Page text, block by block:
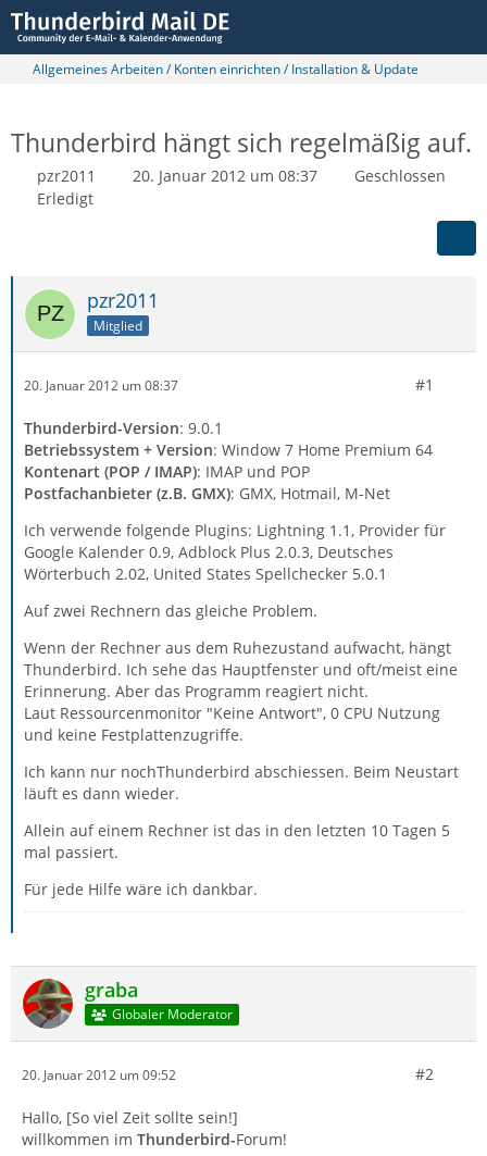
Allgemeines Arbeiten / Konten einrichten / Installation & Update
Thunderbird hängt sich regelmäßig auf.
pzr2011 20. Januar 2012 um 08:37
Geschlossen
Erledigt
pzr2011
Mitglied
20. Januar 2012 um 08:37 #1
Thunderbird-Version: 9.0.1
Betriebssystem + Version: Window 7 Home Premium 64
Kontenart (POP / IMAP): IMAP und POP
Postfachanbieter (z.B. GMX): GMX, Hotmail, M-Net
Ich verwende folgende Plugins: Lightning 1.1, Provider für
Google Kalender 0.9, Adblock Plus 2.0.3, Deutsches
Wörterbuch 2.02, United States Spellchecker 5.0.1
Auf zwei Rechnern das gleiche Problem.
Wenn der Rechner aus dem Ruhezustand aufwacht, hängt
Thunderbird. Ich sehe das Hauptfenster und oft/meist eine
Erinnerung. Aber das Programm reagiert nicht.
Laut Ressourcenmonitor "Keine Antwort", 0 CPU Nutzung
und keine Festplattenzugriffe.
Ich kann nur nochThunderbird abschiessen. Beim Neustart
läuft es dann wieder.
Allein auf einem Rechner ist das in den letzten 10 Tagen 5
mal passiert.
Für jede Hilfe wäre ich dankbar.
graba
Globaler Moderator
20. Januar 2012 um 09:52 #2
Hallo, [So viel Zeit sollte sein!]
willkommen im Thunderbird-Forum!